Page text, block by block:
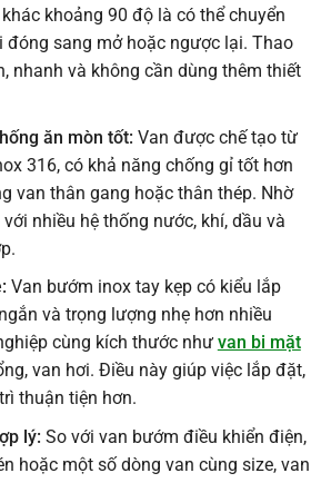
khoảng 90 độ là có thể chuyển
đóng sang mở hoặc ngược lại. Thao
nhanh và không cần dùng thêm thiết
ăn mòn tốt: Van được chế tạo từ
316, có khả năng chống gỉ tốt hơn
van thân gang hoặc thân thép. Nhờ
nhiều hệ thống nước, khí, dầu và
Van bướm inox tay kẹp có kiểu lắp
và trọng lượng nhẹ hơn nhiều
cùng kích thước như van bi mặt
van hơi. Điều này giúp việc lắp đặt,
thuận tiện hơn.
lý: So với van bướm điều khiển điện,
hoặc một số dòng van cùng size, van